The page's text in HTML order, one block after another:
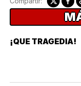
¡QUE TRAGEDIA!